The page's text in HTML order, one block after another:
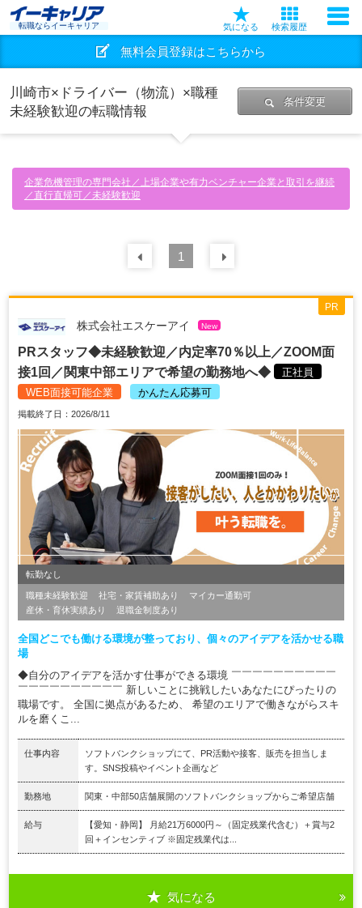
転職ならイーキャリア 気になる 検索履歴
無料会員登録はこちらから
川崎市×ドライバー（物流）×職種
未経験歓迎の転職情報
条件変更
企業危機管理の専門会社／上場企業や有力ベンチャー企業と取引を継続
／直行直帰可／未経験歓迎
前の 件
1
株式会社エスケーアイ New
PRスタッフ◆未経験歓迎／内定率70％以上／ZOOM面
接1回／関東中部エリアで希望の勤務地へ◆
正社員
WEB面接可能企業
かんたん応募可
掲載終了日：2026/8/11
転勤なし
職種未経験歓迎 社宅・家賃補助あり
マイカー通勤可
産休・育休実績あり
退職金制度あり
全国どこでも働ける環境が整っており、個々のアイデアを活かせる職
場
◆自分のアイデアを活かす仕事ができる環境 ￣￣￣￣￣￣￣￣￣￣
￣￣￣￣￣￣￣￣￣￣ 新しいことに挑戦したいあなたにぴったりの
職場です。 全国に拠点があるため、 希望のエリアで働きながらスキ
ルを磨くこ...
仕事内容
ソフトバンクショップにて、PR活動や接客、販売を担当しま
す。SNS投稿やイベント企画など
勤務地 関東・中部50店舗展開のソフトバンクショップからご希望店舗
給与
【愛知・静岡】 月給21万6000円～（固定残業代含む）＋賞与2
回＋インセンティブ ※固定残業代は...
気になる
PR